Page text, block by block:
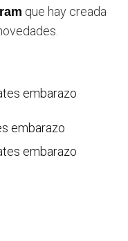
que hay creada